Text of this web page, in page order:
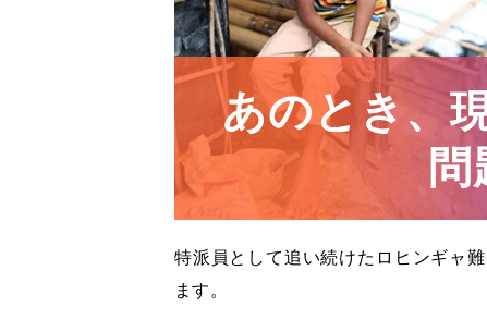
あのとき、
問
特派員として追い続けたロヒンギャ
ます。